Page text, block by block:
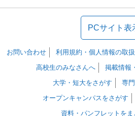
PCサイト表
お問い合わせ 利用規約・個人情報の取扱
高校生のみなさんへ
掲載情報
大学・短大をさがす
専
オープンキャンパスをさがす
資料・パンフレットを